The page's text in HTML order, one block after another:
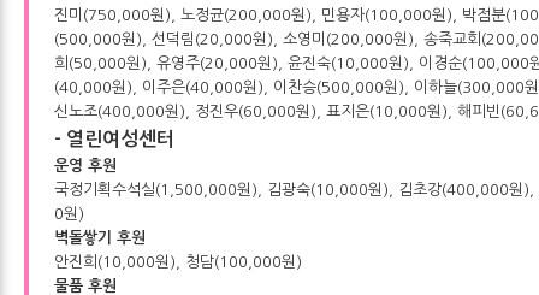
진미(750,000원), 노정균(200,000원), 민용자(100,000원), 박점분
(500,000원), 선덕림(20,000원), 소영미(200,000원), 송죽교회
희(50,000원), 유영주(20,000원), 윤진숙(10,000원), 이경순(100,000
(40,000원), 이주은(40,000원), 이찬승(500,000원), 이하늘(300,000
신노조(400,000원), 정진우(60,000원), 표지은(10,000원), 해피빈
- 열린여성센터
운영 후원
국정기획수석실(1,500,000원), 김광숙(10,000원), 김초강(400,000원),
0원)
벽돌쌓기 후원
안진희(10,000원), 청담(100,000원)
물품 후원